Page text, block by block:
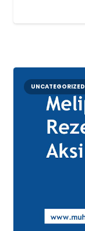
UNCATEGORIZED